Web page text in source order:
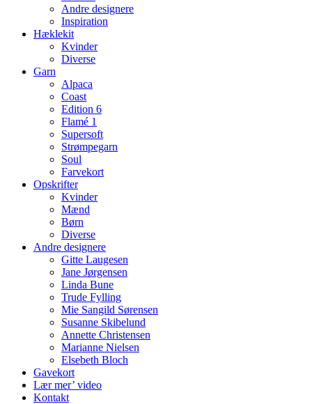
Andre designere
Inspiration
Hæklekit
Kvinder
Diverse
Garn
Alpaca
Coast
Edition 6
Flamé 1
Supersoft
Strømpegarn
Soul
Farvekort
Opskrifter
Kvinder
Mænd
Børn
Diverse
Andre designere
Gitte Laugesen
Jane Jørgensen
Linda Bune
Trude Fylling
Mie Sangild Sørensen
Susanne Skibelund
Annette Christensen
Marianne Nielsen
Elsebeth Bloch
Gavekort
Lær mer’ video
Kontakt